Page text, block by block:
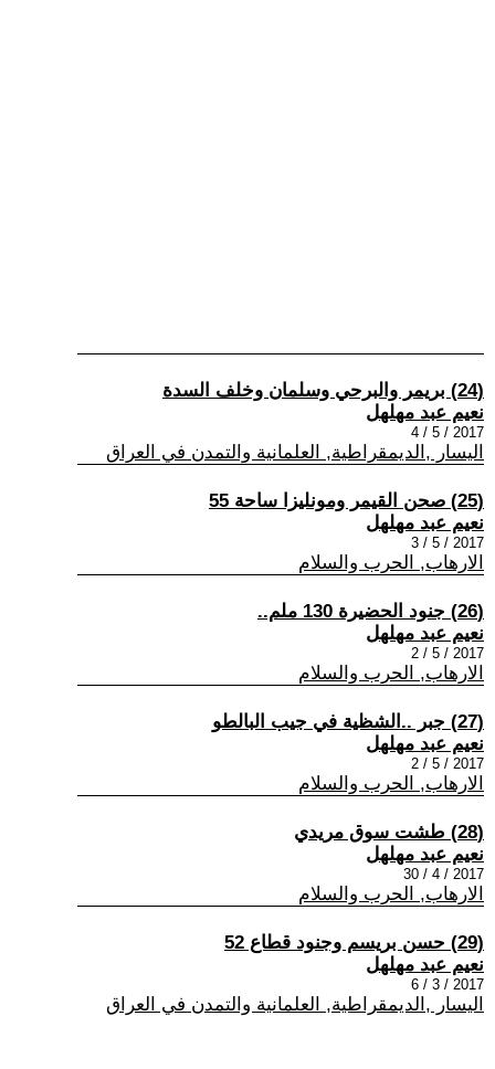
(24) بريمر والبرحي وسلمان وخلف السدة
نعيم عبد مهلهل
2017 / 5 / 4
اليسار ,الديمقراطية, العلمانية والتمدن في العراق
(25) صحن القيمر ومونليزا ساحة 55
نعيم عبد مهلهل
2017 / 5 / 3
الارهاب, الحرب والسلام
(26) جنود الحضيرة 130 ملم..
نعيم عبد مهلهل
2017 / 5 / 2
الارهاب, الحرب والسلام
(27) جبر ..الشظية في جيب البالطو
نعيم عبد مهلهل
2017 / 5 / 2
الارهاب, الحرب والسلام
(28) طشت سوق مريدي
نعيم عبد مهلهل
2017 / 4 / 30
الارهاب, الحرب والسلام
(29) حسن بريسم وجنود قطاع 52
نعيم عبد مهلهل
2017 / 3 / 6
اليسار ,الديمقراطية, العلمانية والتمدن في العراق